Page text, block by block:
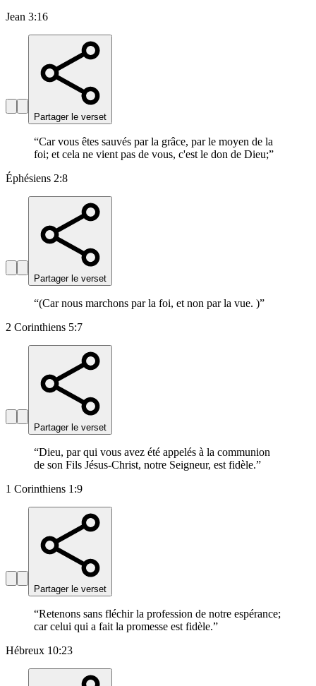
Jean 3:16
Partager le verset
“Car vous êtes sauvés par la grâce, par le moyen de la
foi; et cela ne vient pas de vous, c'est le don de Dieu;”
Éphésiens 2:8
Partager le verset
“(Car nous marchons par la foi, et non par la vue. )”
2 Corinthiens 5:7
Partager le verset
“Dieu, par qui vous avez été appelés à la communion
de son Fils Jésus-Christ, notre Seigneur, est fidèle.”
1 Corinthiens 1:9
Partager le verset
“Retenons sans fléchir la profession de notre espérance;
car celui qui a fait la promesse est fidèle.”
Hébreux 10:23